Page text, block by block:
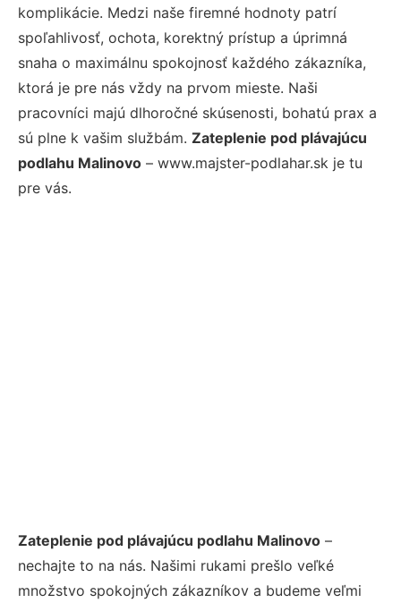
komplikácie. Medzi naše firemné hodnoty patrí
spoľahlivosť, ochota, korektný prístup a úprimná
snaha o maximálnu spokojnosť každého zákazníka,
ktorá je pre nás vždy na prvom mieste. Naši
pracovníci majú dlhoročné skúsenosti, bohatú prax a
sú plne k vašim službám. Zateplenie pod plávajúcu
podlahu Malinovo – www.majster-podlahar.sk je tu
pre vás.
Zateplenie pod plávajúcu podlahu Malinovo –
nechajte to na nás. Našimi rukami prešlo veľké
množstvo spokojných zákazníkov a budeme veľmi